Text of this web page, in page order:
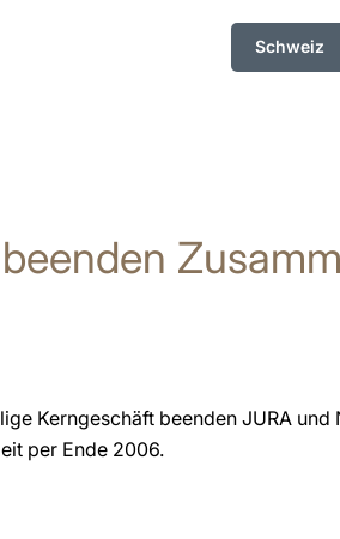
Schweiz
Kerngeschäft beenden JURA
per Ende 2006.